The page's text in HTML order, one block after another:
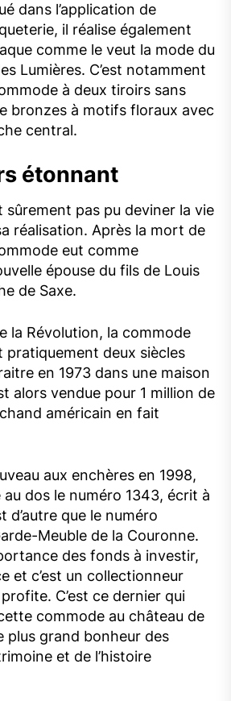
dans l’application de
il réalise également
comme le veut la mode du
Lumières. C’est notamment
à deux tiroirs sans
bronzes à motifs floraux avec
central.
étonnant
sûrement pas pu deviner la vie
réalisation. Après la mort de
eut comme
épouse du fils de Louis
de Saxe.
la Révolution, la commode
pratiquement deux siècles
en 1973 dans une maison
alors vendue pour 1 million de
américain en fait
aux enchères en 1998,
dos le numéro 1343, écrit à
d’autre que le numéro
Meuble de la Couronne.
des fonds à investir,
et c’est un collectionneur
C’est ce dernier qui
commode au château de
plus grand bonheur des
et de l’histoire